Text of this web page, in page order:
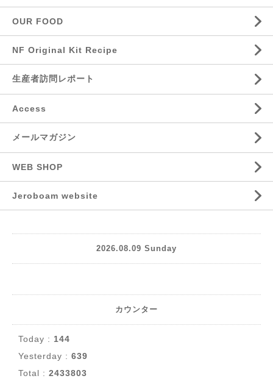
OUR FOOD
NF Original Kit Recipe
生産者訪問レポート
Access
メールマガジン
WEB SHOP
Jeroboam website
2026.08.09 Sunday
カウンター
Today : 144
Yesterday : 639
Total : 2433803